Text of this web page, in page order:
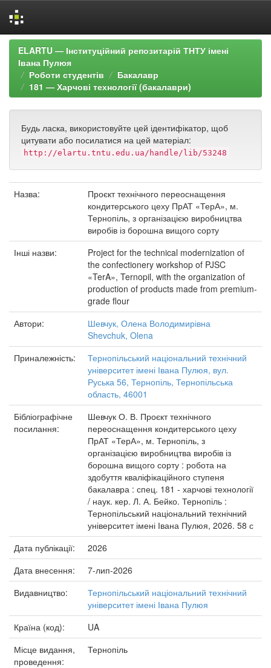
Skip
navigation
ELARTU — Інституційний репозитарій ТНТУ імені
Івана Пулюя
Роботи студентів
Бакалавр
181 — Харчові технології (бакалаври)
Будь ласка, використовуйте цей ідентифікатор, щоб
цитувати або посилатися на цей матеріал:
http://elartu.tntu.edu.ua/handle/lib/53248
Назва:
Проєкт технічного переоснащення
кондитерського цеху ПрАТ «ТерА», м.
Тернопіль, з організацією виробництва
виробів із борошна вищого сорту
Інші назви:
Project for the technical modernization of
the confectionery workshop of PJSC
«TerA», Ternopil, with the organization of
production of products made from premium-
grade flour
Автори:
Шевчук, Олена Володимирівна
Shevchuk, Olena
Приналежність:
Тернопільський національний технічний
університет імені Івана Пулюя, вул.
Руська 56, Тернопіль, Тернопільська
область, 46001
Бібліографічне
посилання:
Шевчук О. В. Проєкт технічного
переоснащення кондитерського цеху
ПрАТ «ТерА», м. Тернопіль, з
організацією виробництва виробів із
борошна вищого сорту : робота на
здобуття кваліфікаційного ступеня
бакалавра : спец. 181 - харчові технології
/ наук. кер. Л. А. Бейко. Тернопіль :
Тернопільський національний технічний
університет імені Івана Пулюя, 2026. 58 с
Дата публікації:
2026
Дата внесення:
7-лип-2026
Видавництво:
Тернопільський національний технічний
університет імені Івана Пулюя
Країна (код):
UA
Місце видання,
проведення:
Тернопіль